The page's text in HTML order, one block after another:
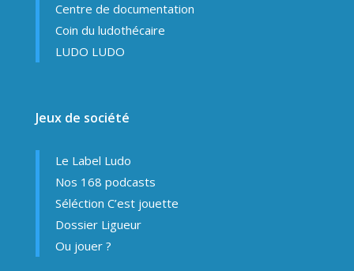
Centre de documentation
Coin du ludothécaire
LUDO LUDO
Jeux de société
Le Label Ludo
Nos 168 podcasts
Séléction C’est jouette
Dossier Ligueur
Ou jouer ?